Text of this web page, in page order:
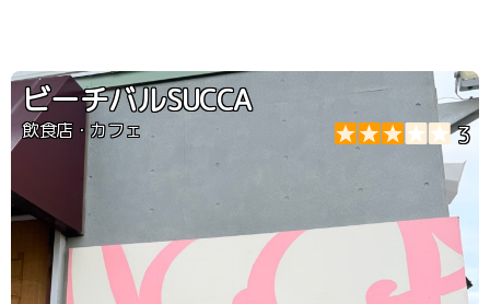
ビーチバルSUCCA
飲食店・カフェ 3